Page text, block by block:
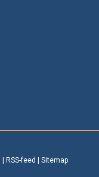
RSS-feed Sitemap